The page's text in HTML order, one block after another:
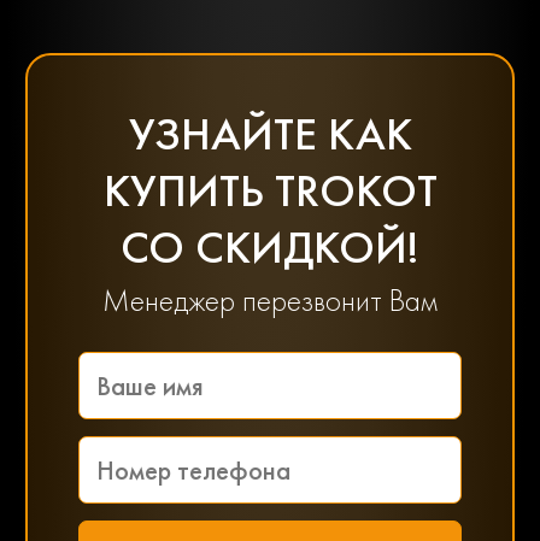
УЗНАЙТЕ КАК
КУПИТЬ TROKOT
СО СКИДКОЙ!
Менеджер перезвонит Вам